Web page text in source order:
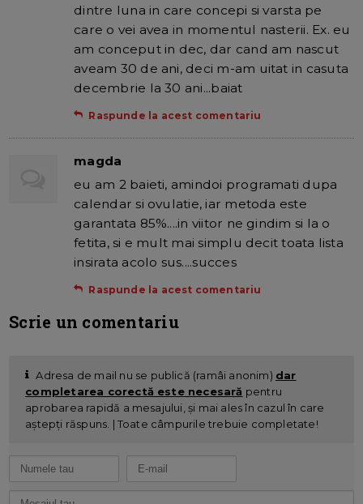
dintre luna in care concepi si varsta pe
care o vei avea in momentul nasterii. Ex. eu
am conceput in dec, dar cand am nascut
aveam 30 de ani, deci m-am uitat in casuta
decembrie la 30 ani...baiat
Raspunde la acest comentariu
magda
eu am 2 baieti, amindoi programati dupa
calendar si ovulatie, iar metoda este
garantata 85%....in viitor ne gindim si la o
fetita, si e mult mai simplu decit toata lista
insirata acolo sus....succes
Raspunde la acest comentariu
Scrie un comentariu
Adresa de mail nu se publică (ramâi anonim) dar
completarea corectă este necesară pentru
aprobarea rapidă a mesajului, și mai ales în cazul în care
aștepți răspuns. | Toate câmpurile trebuie completate!